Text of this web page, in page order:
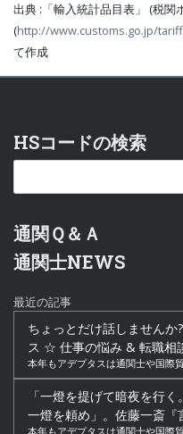
出典 :「輸入統計品目表」 (税関
(http://www.customs.go.jp/
て作成
HSコードの検索
通関Ｑ＆Ａ
通関士NEWS
最近の記事
ちょっとだけ話しませんか
ス ☆ 仕事の悩み & 転職相
本年もアデプタスは通関士や国際
「一燈を提げて暗夜を行
一燈を頼め」。佐藤一斎『
本年もアデプタスは通関士や国際